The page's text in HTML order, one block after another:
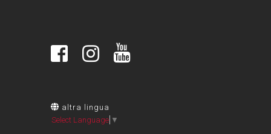
altra lingua
Select Language ▼